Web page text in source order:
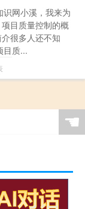
识网小溪，我来为
目质量控制的概
很多人还不知
目质...
☚